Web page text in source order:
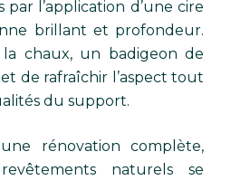
l’application d’une cire
brillant et profondeur.
chaux, un badigeon de
de rafraîchir l’aspect tout
du support.
rénovation complète,
naturels se